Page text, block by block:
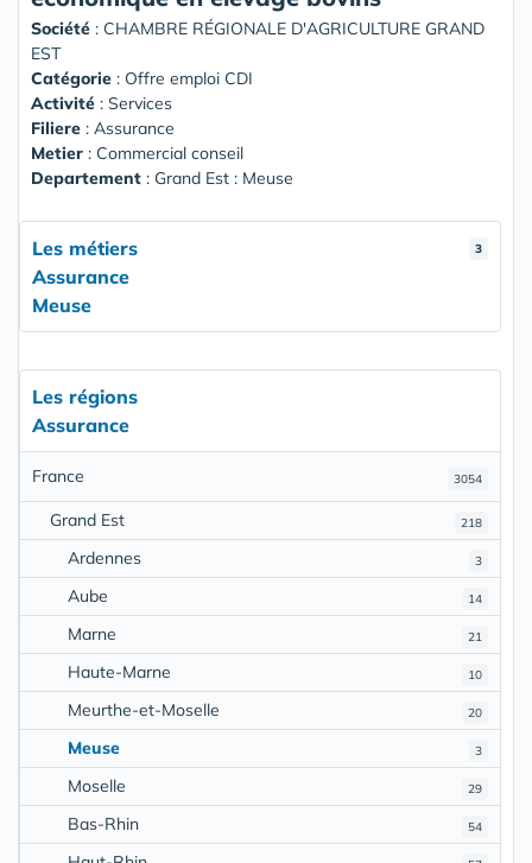
Société : CHAMBRE RÉGIONALE D'AGRICULTURE GRAND
EST
Catégorie : Offre emploi CDI
Activité : Services
Filiere : Assurance
Metier : Commercial conseil
Departement : Grand Est : Meuse
3
Les métiers
Assurance
Meuse
Les régions
Assurance
3054
France
218
Grand Est
3
Ardennes
14
Aube
21
Marne
10
Haute-Marne
20
Meurthe-et-Moselle
3
Meuse
29
Moselle
54
Bas-Rhin